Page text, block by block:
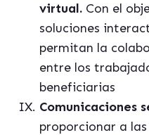
virtual. Con el
soluciones
permitan la
entre los
beneficiarias
Comunicaciones
proporcionar a